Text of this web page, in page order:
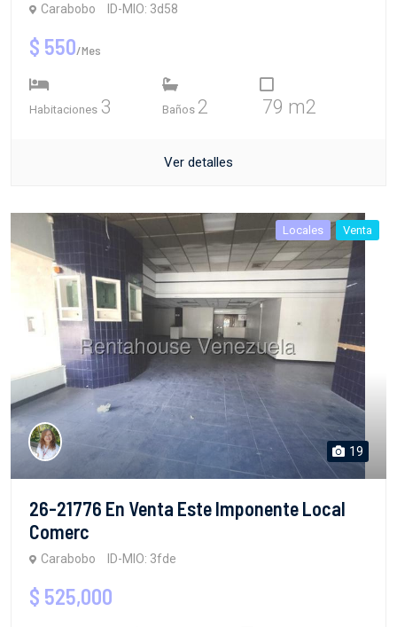
Carabobo ID-MIO: 3d58
$ 550/Mes
Habitaciones 3 Baños 2 79 m2
Ver detalles
Locales Venta
19
26-21776 En Venta Este Imponente Local
Comerc
Carabobo ID-MIO: 3fde
$ 525,000